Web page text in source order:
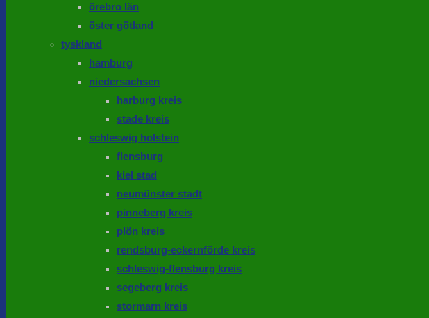
örebro län
öster götland
tyskland
hamburg
niedersachsen
harburg kreis
stade kreis
schleswig holstein
flensburg
kiel stad
neumünster stadt
pinneberg kreis
plön kreis
rendsburg-eckernförde kreis
schleswig-flensburg kreis
segeberg kreis
stormarn kreis